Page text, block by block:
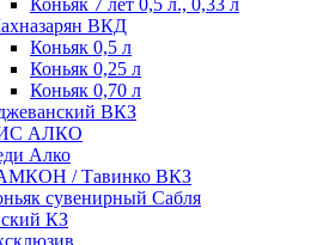
Коньяк 7 лет 0,5 л., 0,33 л
ВКД
Коньяк 0,5 л
Коньяк 0,25 л
Коньяк 0,70 л
ВКЗ
АЛКО
Алко
/ Тавинко ВКЗ
сувенирный Сабля
КЗ